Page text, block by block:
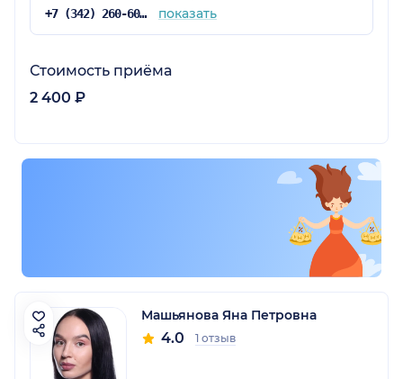
+7 (342) 260-60-60 показать
Стоимость приёма
2 400 ₽
Машьянова Яна Петровна
4.0 1 отзыв